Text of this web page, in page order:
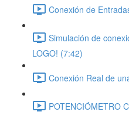
Conexión de
Simulación de
LOGO! (7:42)
Conexión Real de
POTENCIÓMETRO